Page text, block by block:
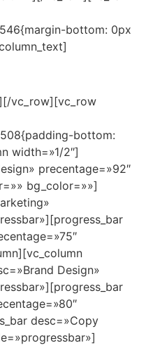
bottom: 0px
vc_row][vc_row
bottom:
width=»1/2″]
precentage=»92″
bg_color=»»]
Design»
desc=»Copy